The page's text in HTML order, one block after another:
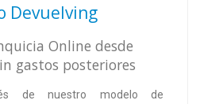
Devuelving
Online desde
gastos posteriores
de nuestro modelo de